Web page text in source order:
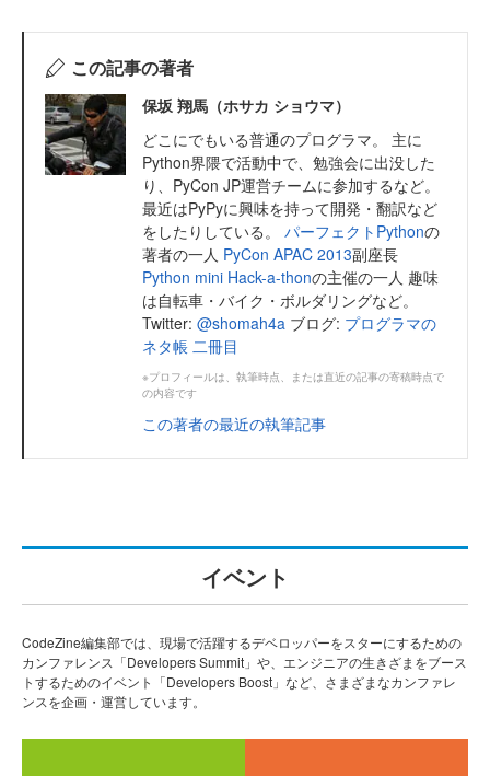
この記事の著者
保坂 翔馬（ホサカ ショウマ）
どこにでもいる普通のプログラマ。 主に
Python界隈で活動中で、勉強会に出没した
り、PyCon JP運営チームに参加するなど。
最近はPyPyに興味を持って開発・翻訳など
をしたりしている。 パーフェクトPythonの
著者の一人 PyCon APAC 2013副座長
Python mini Hack-a-thonの主催の一人 趣味
は自転車・バイク・ボルダリングなど。
Twitter: @shomah4a ブログ: プログラマの
ネタ帳 二冊目
※プロフィールは、執筆時点、または直近の記事の寄稿時点で
の内容です
この著者の最近の執筆記事
イベント
CodeZine編集部では、現場で活躍するデベロッパーをスターにするための
カンファレンス「Developers Summit」や、エンジニアの生きざまをブース
トするためのイベント「Developers Boost」など、さまざまなカンファレ
ンスを企画・運営しています。